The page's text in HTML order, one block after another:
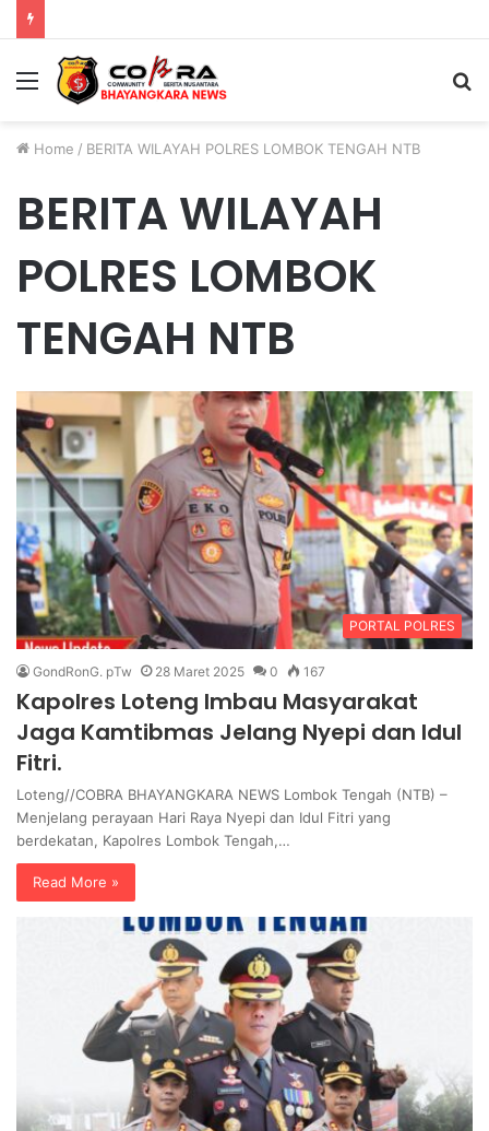
Menu
Home / BERITA WILAYAH POLRES LOMBOK TENGAH NTB
BERITA WILAYAH
POLRES LOMBOK
TENGAH NTB
PORTAL POLRES
GondRonG. pTw 28 Maret 2025 0 167
Kapolres Loteng Imbau Masyarakat
Jaga Kamtibmas Jelang Nyepi dan Idul
Fitri.
Loteng//COBRA BHAYANGKARA NEWS Lombok Tengah (NTB) –
Menjelang perayaan Hari Raya Nyepi dan Idul Fitri yang
berdekatan, Kapolres Lombok Tengah,…
Read More »